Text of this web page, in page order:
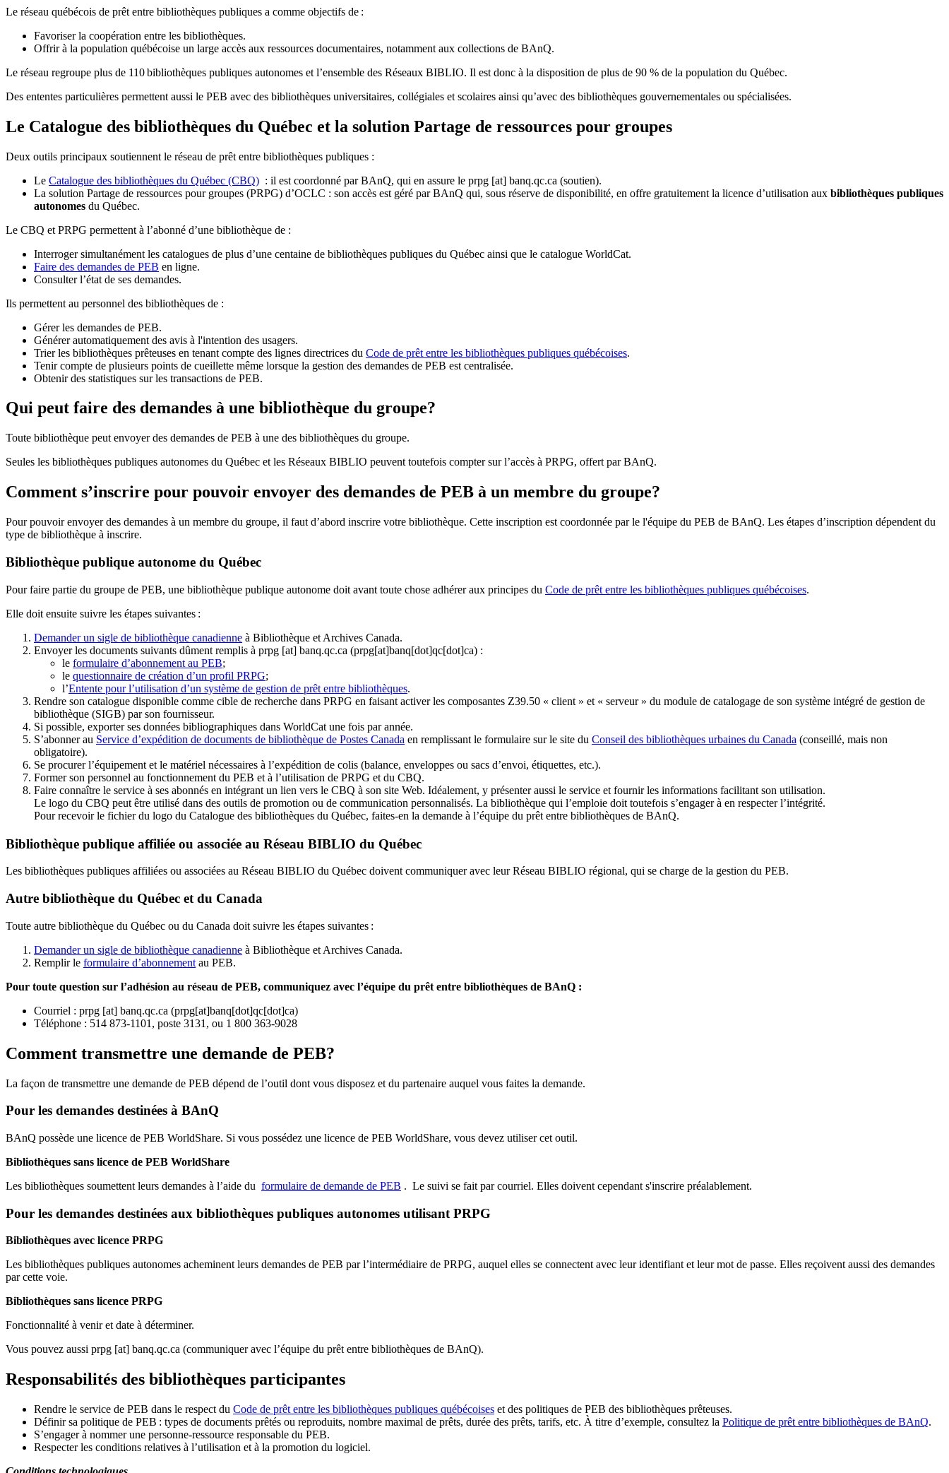
Le réseau québécois de prêt entre bibliothèques publiques a comme objectifs de :
Favoriser la coopération entre les bibliothèques.
Offrir à la population québécoise un large accès aux ressources documentaires, notamment aux collections de BAnQ.
Le réseau regroupe plus de 110bibliothèques publiques autonomes et l’ensemble des Réseaux BIBLIO. Il est donc à la disposition de plus de 90 % de la population du Québec.
Des ententes particulières permettent aussi le PEB avec des bibliothèques universitaires, collégiales et scolaires ainsi qu’avec des bibliothèques gouvernementales ou spécialisées.
Le Catalogue des bibliothèques du Québec et la solution Partage de ressources pour groupes
Deux outils principaux soutiennent le réseau de prêt entre bibliothèques publiques :
Le Catalogue des bibliothèques du Québec (CBQ) : il est coordonné par BAnQ, qui en assure le prpg [at] banq.qc.ca (soutien).
La solution Partage de ressources pour groupes (PRPG) d’OCLC : son accès est géré par BAnQ qui, sous réserve de disponibilité, en offre gratuitement la licence d’utilisation aux bibliothèques publiques
autonomes du Québec.
Le CBQ et PRPG permettent à l’abonné d’une bibliothèque de :
Interroger simultanément les catalogues de plus d’une centaine de bibliothèques publiques du Québec ainsi que le catalogue WorldCat.
Faire des demandes de PEB en ligne.
Consulter l’état de ses demandes.
Ils permettent au personnel des bibliothèques de :
Gérer les demandes de PEB.
Générer automatiquement des avis à l'intention des usagers.
Trier les bibliothèques prêteuses en tenant compte des lignes directrices du Code de prêt entre les bibliothèques publiques québécoises.
Tenir compte de plusieurs points de cueillette même lorsque la gestion des demandes de PEB est centralisée.
Obtenir des statistiques sur les transactions de PEB.
Qui peut faire des demandes à une bibliothèque du groupe?
Toute bibliothèque peut envoyer des demandes de PEB à une des bibliothèques du groupe.
Seules les bibliothèques publiques autonomes du Québec et les Réseaux BIBLIO peuvent toutefois compter sur l’accès à PRPG, offert par BAnQ.
Comment s’inscrire pour pouvoir envoyer des demandes de PEB à un membre du groupe?
Pour pouvoir envoyer des demandes à un membre du groupe, il faut d’abord inscrire votre bibliothèque. Cette inscription est coordonnée par le l'équipe du PEB de BAnQ. Les étapes d’inscription dépendent du
type de bibliothèque à inscrire.
Bibliothèque publique autonome du Québec
Pour faire partie du groupe de PEB, une bibliothèque publique autonome doit avant toute chose adhérer aux principes du Code de prêt entre les bibliothèques publiques québécoises.
Elle doit ensuite suivre les étapes suivantes :
Demander un sigle de bibliothèque canadienne à Bibliothèque et Archives Canada.
Envoyer les documents suivants dûment remplis à prpg [at] banq.qc.ca (prpg[at]banq[dot]qc[dot]ca) :
le formulaire d’abonnement au PEB;
le questionnaire de création d’un profil PRPG;
l’Entente pour l’utilisation d’un système de gestion de prêt entre bibliothèques.
Rendre son catalogue disponible comme cible de recherche dans PRPG en faisant activer les composantes Z39.50 « client » et « serveur » du module de catalogage de son système intégré de gestion de
bibliothèque (SIGB) par son fournisseur.
Si possible, exporter ses données bibliographiques dans WorldCat une fois par année.
S’abonner au Service d’expédition de documents de bibliothèque de Postes Canada en remplissant le formulaire sur le site du Conseil des bibliothèques urbaines du Canada (conseillé, mais non
obligatoire).
Se procurer l’équipement et le matériel nécessaires à l’expédition de colis (balance, enveloppes ou sacs d’envoi, étiquettes, etc.).
Former son personnel au fonctionnement du PEB et à l’utilisation de PRPG et du CBQ.
Faire connaître le service à ses abonnés en intégrant un lien vers le CBQ à son site Web. Idéalement, y présenter aussi le service et fournir les informations facilitant son utilisation.
Le logo du CBQ peut être utilisé dans des outils de promotion ou de communication personnalisés. La bibliothèque qui l’emploie doit toutefois s’engager à en respecter l’intégrité.
Pour recevoir le fichier du logo du Catalogue des bibliothèques du Québec, faites-en la demande à l’équipe du prêt entre bibliothèques de BAnQ.
Bibliothèque publique affiliée ou associée au Réseau BIBLIO du Québec
Les bibliothèques publiques affiliées ou associées au Réseau BIBLIO du Québec doivent communiquer avec leur Réseau BIBLIO régional, qui se charge de la gestion du PEB.
Autre bibliothèque du Québec et du Canada
Toute autre bibliothèque du Québec ou du Canada doit suivre les étapes suivantes :
Demander un sigle de bibliothèque canadienne à Bibliothèque et Archives Canada.
Remplir le formulaire d’abonnement au PEB.
Pour toute question sur l’adhésion au réseau de PEB, communiquez avec l’équipe du prêt entre bibliothèques de BAnQ :
Courriel : prpg [at] banq.qc.ca (prpg[at]banq[dot]qc[dot]ca)
Téléphone : 514 873-1101, poste 3131, ou 1 800 363-9028
Comment transmettre une demande de PEB?
La façon de transmettre une demande de PEB dépend de l’outil dont vous disposez et du partenaire auquel vous faites la demande.
Pour les demandes destinées à BAnQ
BAnQ possède une licence de PEB WorldShare. Si vous possédez une licence de PEB WorldShare, vous devez utiliser cet outil.
Bibliothèques sans licence de PEB WorldShare
Les bibliothèques soumettent leurs demandes à l’aide du formulaire de demande de PEB . Le suivi se fait par courriel. Elles doivent cependant s'inscrire préalablement.
Pour les demandes destinées aux bibliothèques publiques autonomes utilisant PRPG
Bibliothèques avec licence PRPG
Les bibliothèques publiques autonomes acheminent leurs demandes de PEB par l’intermédiaire de PRPG, auquel elles se connectent avec leur identifiant et leur mot de passe. Elles reçoivent aussi des demandes
par cette voie.
Bibliothèques sans licence PRPG
Fonctionnalité à venir et date à déterminer.
Vous pouvez aussi prpg [at] banq.qc.ca (communiquer avec l’équipe du prêt entre bibliothèques de BAnQ).
Responsabilités des bibliothèques participantes
Rendre le service de PEB dans le respect du Code de prêt entre les bibliothèques publiques québécoises et des politiques de PEB des bibliothèques prêteuses.
Définir sa politique de PEB : types de documents prêtés ou reproduits, nombre maximal de prêts, durée des prêts, tarifs, etc. À titre d’exemple, consultez la Politique de prêt entre bibliothèques de BAnQ.
S’engager à nommer une personne-ressource responsable du PEB.
Respecter les conditions relatives à l’utilisation et à la promotion du logiciel.